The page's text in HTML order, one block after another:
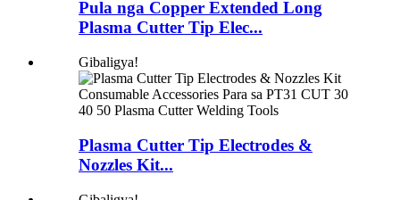
Pula nga Copper Extended Long
Plasma Cutter Tip Elec...
Gibaligya!
Plasma Cutter Tip Electrodes &
Nozzles Kit...